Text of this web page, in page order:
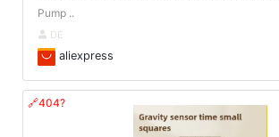
Pump ..
DE
aliexpress
🔗404?